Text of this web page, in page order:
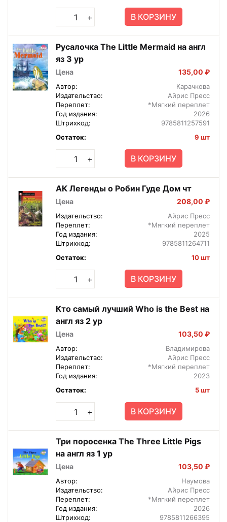
+ В КОРЗИНУ
Русалочка The Little Mermaid на англ
яз 3 ур
Цена 135,00 ₽
Автор:
Карачкова
Издательство:
Айрис Пресс
Переплет:
*Мягкий переплет
Год издания:
2026
Штрихкод:
9785811257591
Остаток:
9 шт
+ В КОРЗИНУ
АК Легенды о Робин Гуде Дом чт
Цена 208,00 ₽
Издательство:
Айрис Пресс
Переплет:
*Мягкий переплет
Год издания:
2025
Штрихкод:
9785811264711
Остаток:
10 шт
+ В КОРЗИНУ
Кто самый лучший Who is the Best на
англ яз 2 ур
Цена 103,50 ₽
Автор:
Владимирова
Издательство:
Айрис Пресс
Переплет:
*Мягкий переплет
Год издания:
2023
Остаток:
5 шт
+ В КОРЗИНУ
Три поросенка The Three Little Pigs
на англ яз 1 ур
Цена 103,50 ₽
Автор:
Наумова
Издательство:
Айрис Пресс
Переплет:
*Мягкий переплет
Год издания:
2026
Штрихкод:
9785811266395